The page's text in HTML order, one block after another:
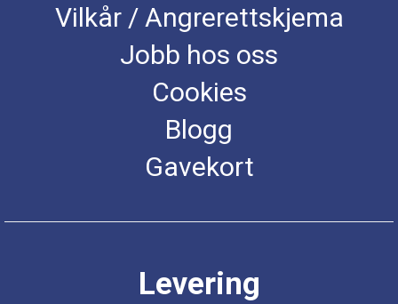
Vilkår / Angrerettskjema
Jobb hos oss
Cookies
Blogg
Gavekort
Levering